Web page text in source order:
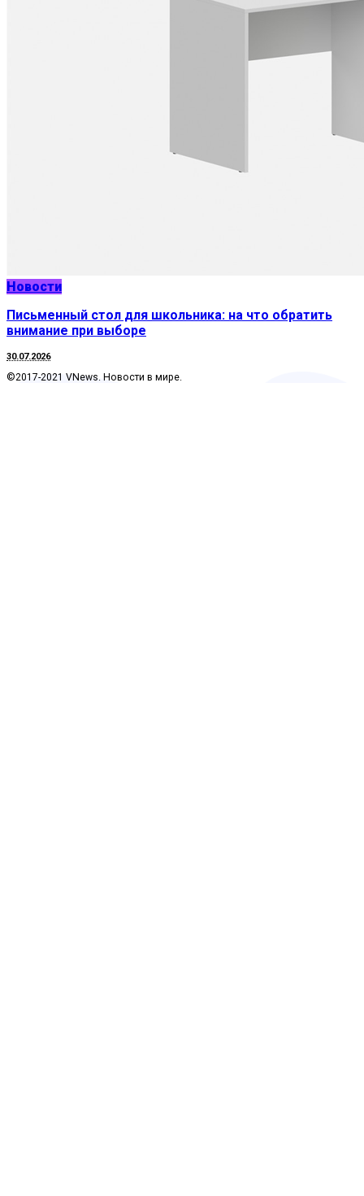
Новости
Письменный стол для школьника: на что обратить
внимание при выборе
30.07.2026
©2017-2021 VNews. Новости в мире.